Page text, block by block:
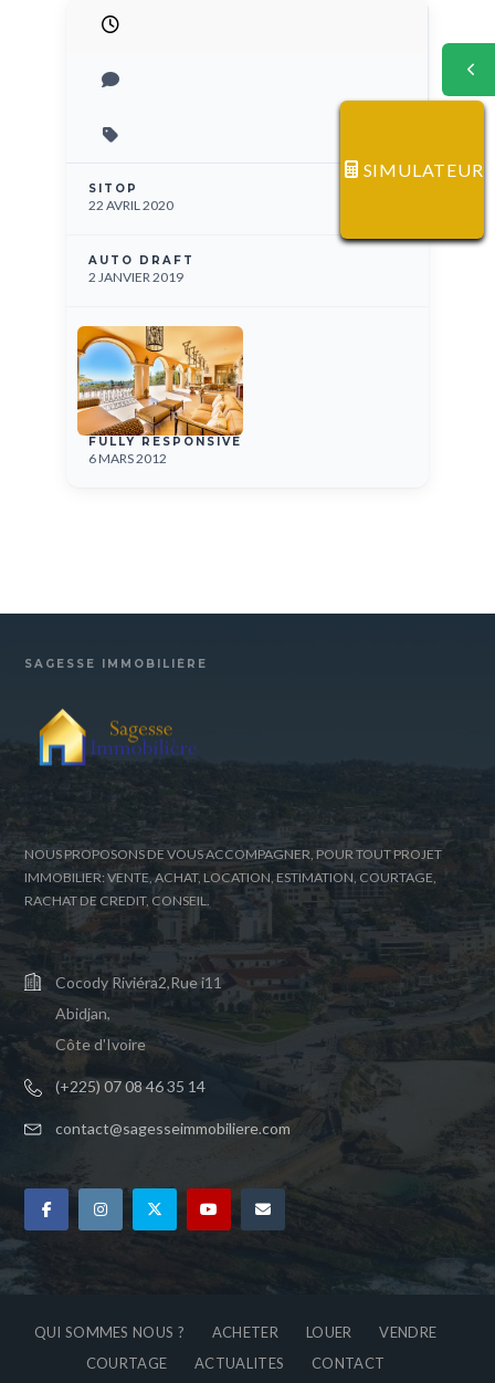
SITOP
22 AVRIL 2020
AUTO DRAFT
2 JANVIER 2019
FULLY RESPONSIVE
6 MARS 2012
SAGESSE IMMOBILIÈRE
NOUS PROPOSONS DE VOUS ACCOMPAGNER, POUR TOUT PROJET
IMMOBILIER: VENTE, ACHAT, LOCATION, ESTIMATION, COURTAGE,
RACHAT DE CREDIT, CONSEIL.
Cocody Riviéra2,Rue i11
Abidjan,
Côte d'Ivoire
(+225) 07 08 46 35 14
contact@sagesseimmobiliere.com
QUI SOMMES NOUS ? ACHETER LOUER
VENDRE
COURTAGE
ACTUALITES CONTACT
SIMULATEUR